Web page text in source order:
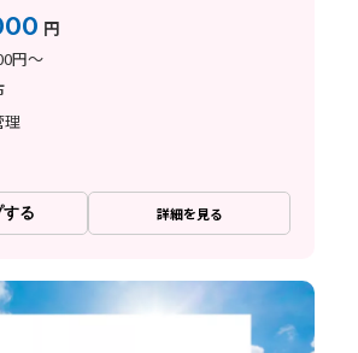
円
円～
理
する 詳細を見る